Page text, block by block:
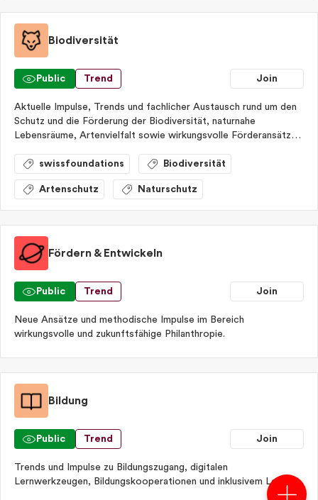
Biodiversität
Public Trend Join
Aktuelle Impulse, Trends und fachlicher Austausch rund um den
Schutz und die Förderung der Biodiversität, naturnahe
Lebensräume, Artenvielfalt sowie wirkungsvolle Förderansätze
swissfoundations
Biodiversität
Artenschutz Naturschutz
Fördern & Entwickeln
Public Trend Join
Neue Ansätze und methodische Impulse im Bereich
wirkungsvolle und zukunftsfähige Philanthropie.
Bildung
Public Trend Join
Trends und Impulse zu Bildungszugang, digitalen
Lernwerkzeugen, Bildungskooperationen und inklusivem Lernen.
Cookies
This website uses